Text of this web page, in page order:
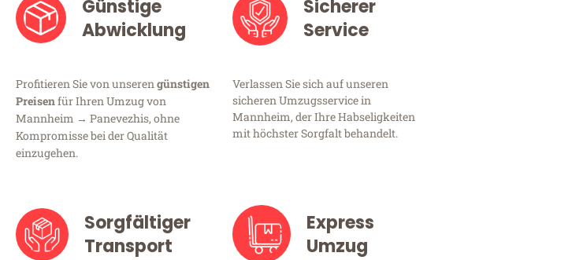
Günstige
Abwicklung
Profitieren Sie von unserengünstigen
Preisenfür Ihren Umzug von
Mannheim → Panevezhis, ohne
Kompromisse bei der Qualität
einzugehen.
Sicherer
Service
Verlassen Sie sich auf unseren
sicheren Umzugsservice in
Mannheim, der Ihre Habseligkeiten
mit höchster Sorgfalt behandelt.
Sorgfältiger
Transport
Express
Umzug